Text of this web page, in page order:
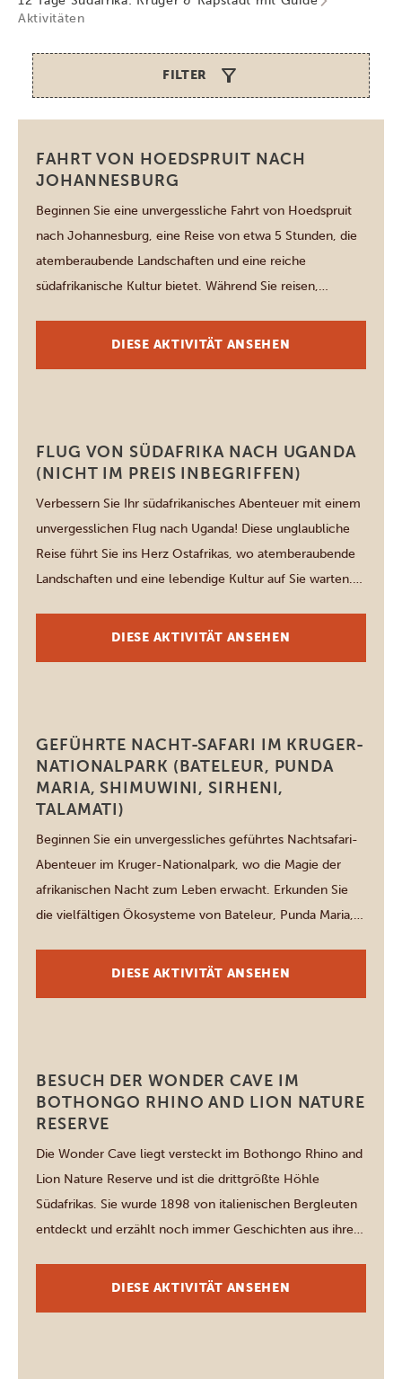
Aktivitäten
FILTER
Johannesburg
FAHRT VON HOEDSPRUIT NACH
JOHANNESBURG
Beginnen Sie eine unvergessliche Fahrt von Hoedspruit
nach Johannesburg, eine Reise von etwa 5 Stunden, die
atemberaubende Landschaften und eine reiche
südafrikanische Kultur bietet. Während Sie reisen,
Kruger-Nationalpark und die faszinierenden Highveld-
DIESE AKTIVITÄT ANSEHEN
Johannesburg
FLUG VON SÜDAFRIKA NACH UGANDA
(NICHT IM PREIS INBEGRIFFEN)
Verbessern Sie Ihr südafrikanisches Abenteuer mit einem
unvergesslichen Flug nach Uganda! Diese unglaubliche
Reise führt Sie ins Herz Ostafrikas, wo atemberaubende
Landschaften und eine lebendige Kultur auf Sie warten.
Ihrer Reise ist mit unserer kompetenten Unterstützung
DIESE AKTIVITÄT ANSEHEN
Kruger National Park
GEFÜHRTE NACHT-SAFARI IM KRUGER-
NATIONALPARK (BATELEUR, PUNDA
MARIA, SHIMUWINI, SIRHENI,
TALAMATI)
Beginnen Sie ein unvergessliches geführtes Nachtsafari-
Abenteuer im Kruger-Nationalpark, wo die Magie der
afrikanischen Nacht zum Leben erwacht. Erkunden Sie
die vielfältigen Ökosysteme von Bateleur, Punda Maria,
scheuen nachtaktiven Wildtieren. Unsere erfahrenen
DIESE AKTIVITÄT ANSEHEN
Johannesburg
BESUCH DER WONDER CAVE IM
BOTHONGO RHINO AND LION NATURE
RESERVE
Die Wonder Cave liegt versteckt im Bothongo Rhino and
Lion Nature Reserve und ist die drittgrößte Höhle
Südafrikas. Sie wurde 1898 von italienischen Bergleuten
entdeckt und erzählt noch immer Geschichten aus ihrer
Kunstwerke der Natur. Im Inneren bilden Stalaktiten und
DIESE AKTIVITÄT ANSEHEN